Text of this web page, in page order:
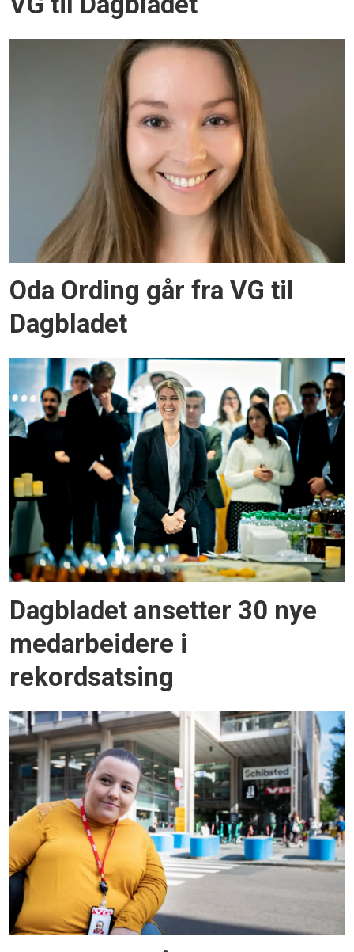
Oda Ording går fra VG til
Dagbladet
Dagbladet ansetter 30 nye
medarbeidere i
rekordsatsing